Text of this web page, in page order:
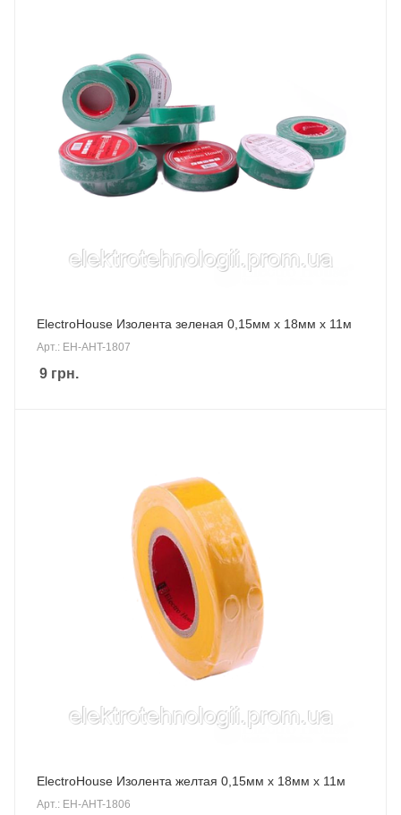
ElectroHouse Изолента зеленая 0,15мм х 18мм х 11м
Арт.: EH-AHT-1807
9 грн.
ElectroHouse Изолента желтая 0,15мм х 18мм х 11м
Арт.: EH-AHT-1806